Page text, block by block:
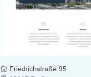
Friedrichstraße 95